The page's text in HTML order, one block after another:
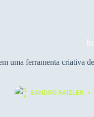
uma ferramenta criativa
SANDRO RAIZLER